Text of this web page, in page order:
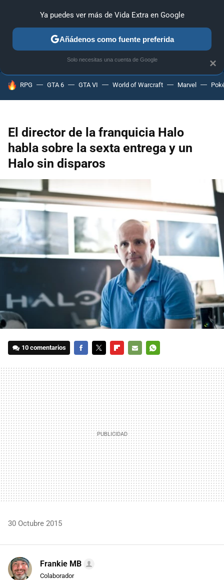
ANÁLISIS GUÍAS Y TRUCOS PC SONY NINTENDO
HOY SE HABLA DE
RPG GTA 6 GTA VI World of Warcraft Marvel
El director de la franquicia Halo
habla sobre la sexta entrega y un
Halo sin disparos
10 comentarios
MAIL
30 Octubre 2015
Frankie MB
Colaborador
×
Ya puedes ver más de Vida Extra en Google
Añádenos como fuente preferida
Solo necesitas una cuenta de Google